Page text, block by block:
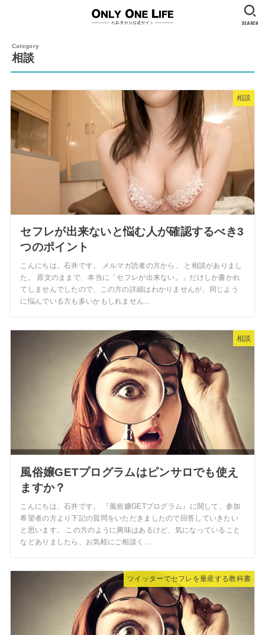
SEARCH
相談
相談
セフレが出来ないと悩む人が確認するべき3
つのポイント
こんにちは。石井です。 メルマガ読者の方から、 と相談がありまし
た。 原文のままで、本当に「セフレが出来ない。」だけしか書かれ
てしませんでしたので、この方の詳細はわかりませんが、同じよう
に悩んでいる方も多いかもしれません...
相談
風俗嬢GETプログラムはピンサロでも使え
ますか？
こんにちは、石井です。 『風俗嬢GETプログラム』に関して、参加
希望者の方より下記の質問をいただきましたので回答していきたい
と思います。 この方のように興味はあるけど、気になっていること
などありましたら、お気軽にご相談く...
ツイッターでセフレを量産する教科書